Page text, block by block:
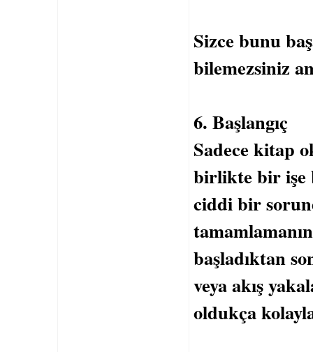
Sizce bunu
bilemezsiniz
6. Başlangıç
Sadece kitap
birlikte bir işe
ciddi bir
başladıktan
veya akış
oldukça